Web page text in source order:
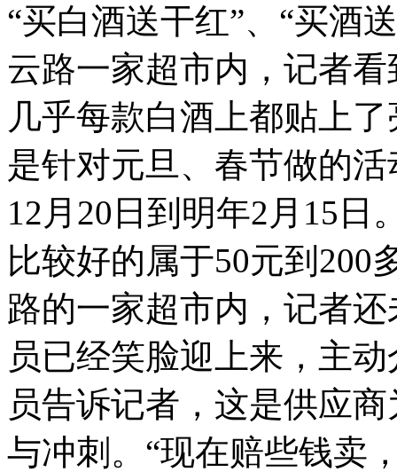
“买白酒送干红”、“买酒
云路一家超市内，记者
几乎每款白酒上都贴上
是针对元旦、春节做的
12月20日到明年2月15日
比较好的属于50元到200
路的一家超市内，记者
员已经笑脸迎上来，主
员告诉记者，这是供应
与冲刺。“现在赔些钱卖